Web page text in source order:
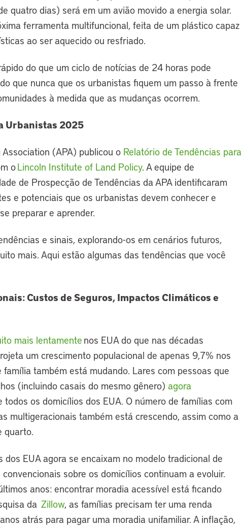
quatro dias) será em um avião movido a energia solar.
ferramenta multifuncional, feita de um plástico capaz
ao ser aquecido ou resfriado.
do que um ciclo de notícias de 24 horas pode
que nunca que os urbanistas fiquem um passo à frente
à medida que as mudanças ocorrem.
Urbanistas 2025
(APA) publicou o Relatório de Tendências para
oLincoln Institute of Land Policy. A equipe de
de Prospecção de Tendências da APA identificaram
e potenciais que os urbanistas devem conhecer e
preparar e aprender.
e sinais, explorando-os em cenários futuros,
mais. Aqui estão algumas das tendências que você
Custos de Seguros, Impactos Climáticos e
mais lentamente nos EUA do que nas décadas
um crescimento populacional de apenas 9,7% nos
também está mudando. Lares com pessoas que
(incluindo casais do mesmo gênero) agora
todos os domicílios dos EUA. O número de famílias com
multigeracionais também está crescendo, assim como a
quarto.
EUA agora se encaixam no modelo tradicional de
sobre os domicílios continuam a evoluir.
anos: encontrar moradia acessível está ficando
da Zillow, as famílias precisam ter uma renda
atrás para pagar uma moradia unifamiliar. A inflação,